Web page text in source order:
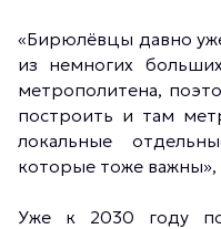
«Бирюлёвцы давно
из немногих
метрополитена,
построить и там
локальные
которые тоже
Уже к 2030 году